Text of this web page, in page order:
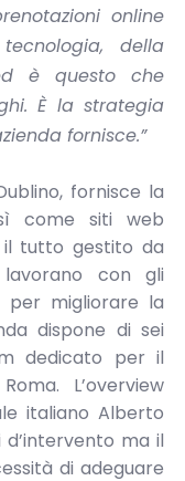
online
della
è questo che
È la strategia
fornisce.”
fornisce la
come siti web
il tutto gestito da
lavorano con gli
per migliorare la
dispone di sei
dedicato per il
L’overview
italiano Alberto
ma il
di adeguare